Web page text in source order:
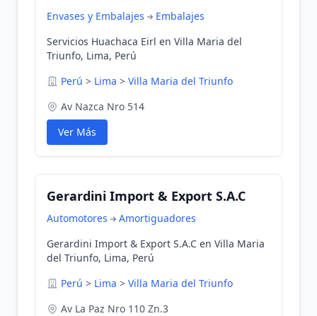
Envases y Embalajes
Embalajes
Servicios Huachaca Eirl en Villa Maria del
Triunfo, Lima, Perú
Perú > Lima > Villa Maria del Triunfo
Av Nazca Nro 514
Ver Más
Gerardini Import & Export S.A.C
Automotores
Amortiguadores
Gerardini Import & Export S.A.C en Villa Maria
del Triunfo, Lima, Perú
Perú > Lima > Villa Maria del Triunfo
Av La Paz Nro 110 Zn.3